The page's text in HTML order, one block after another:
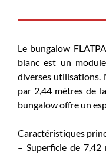
Le bungalow
blanc est un
diverses utilisations.
par 2,44 mètres de
bungalow offre un
Caractéristiques
– Superficie de 7,42